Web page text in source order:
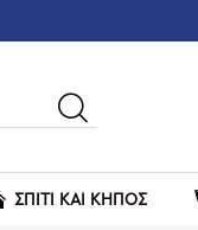
ΣΠΙΤΙ ΚΑΙ ΚΗΠΟΣ